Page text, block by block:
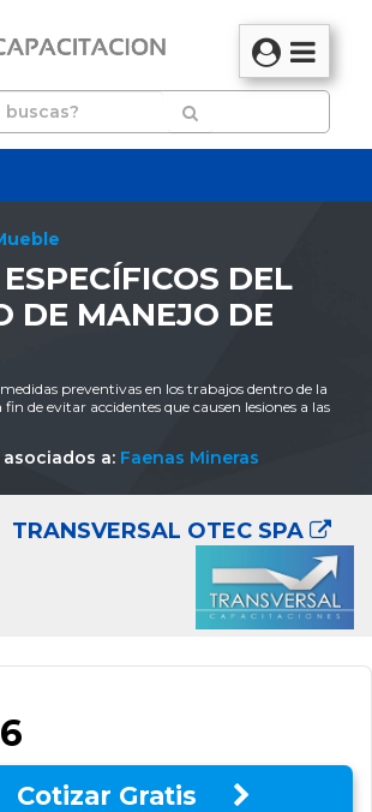
DEL
DE MANEJO DE
preventivas en los trabajos dentro de la
de evitar accidentes que causen lesiones a las
a: Faenas Mineras
TRANSVERSAL OTEC SPA
Gratis